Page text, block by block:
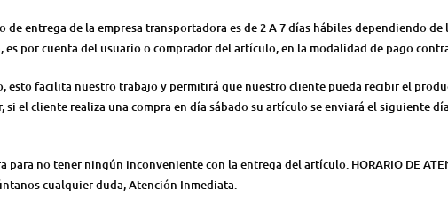
entrega de la empresa transportadora es de 2 A 7 días hábiles dependiendo de
por cuenta del usuario o comprador del artículo, en la modalidad de pago
esto facilita nuestro trabajo y permitirá que nuestro cliente pueda recibir el
el cliente realiza una compra en día sábado su artículo se enviará el siguiente
no tener ningún inconveniente con la entrega del artículo. HORARIO DE
cualquier duda, Atención Inmediata.